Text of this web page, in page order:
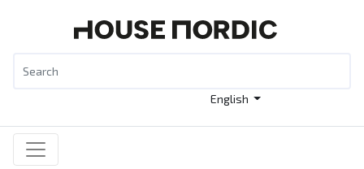
English